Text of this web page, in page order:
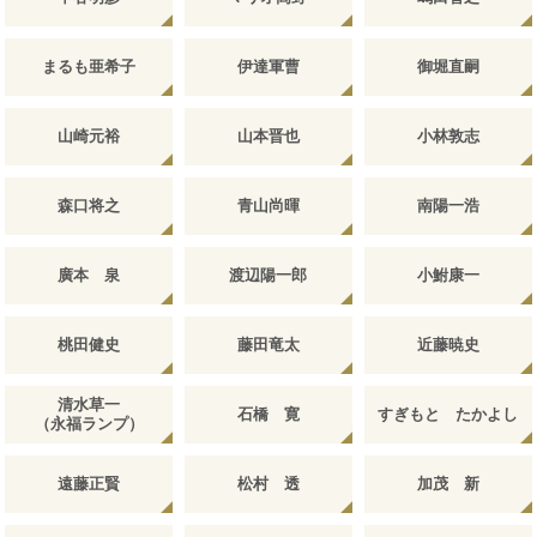
まるも亜希子 伊達軍曹 御堀直嗣
山崎元裕 山本晋也 小林敦志
森口将之 青山尚暉 南陽一浩
廣本 泉 渡辺陽一郎 小鮒康一
桃田健史 藤田竜太 近藤暁史
清水草一
（永福ランプ）
石橋 寛 すぎもと たかよし
遠藤正賢 松村 透 加茂 新